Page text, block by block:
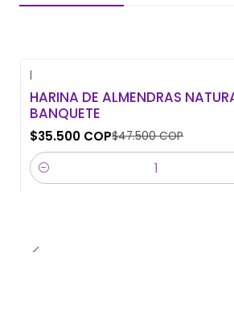
|
HARINA DE ALMENDRAS
BANQUETE
$35.500 COP$47.500 COP
Cantidad